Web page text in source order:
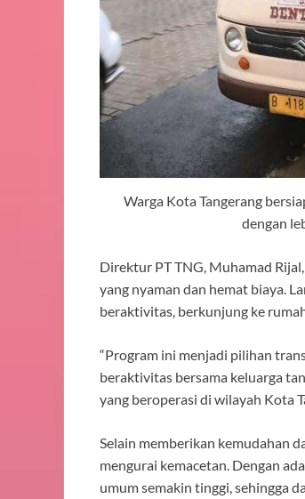
Warga Kota Tangerang
dengan
Direktur PT TNG, Muhamad
yang nyaman dan hemat biaya.
beraktivitas, berkunjung ke
“Program ini menjadi pilihan
beraktivitas bersama keluarga
yang beroperasi di wilayah Kota
Selain memberikan kemudahan
mengurai kemacetan. Dengan
umum semakin tinggi, sehingga